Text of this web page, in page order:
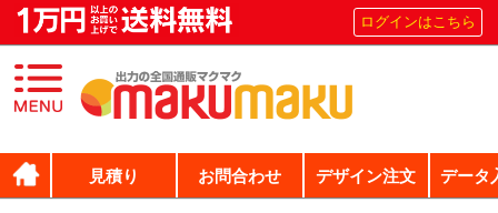
ログインはこちら
見積り お問合わせ デザイン注文 データ